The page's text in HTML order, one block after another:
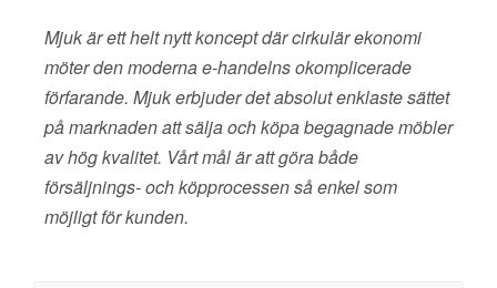
Mjuk är ett helt nytt koncept där cirkulär ekonomi
möter den moderna e-handelns okomplicerade
förfarande. Mjuk erbjuder det absolut enklaste sättet
på marknaden att sälja och köpa begagnade möbler
av hög kvalitet. Vårt mål är att göra både
försäljnings- och köpprocessen så enkel som
möjligt för kunden.